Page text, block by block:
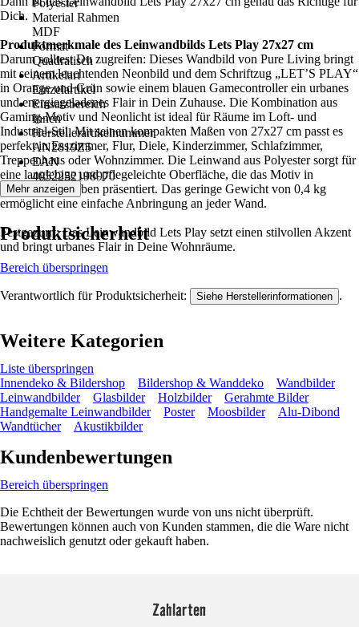
Polyester
Material Rahmen
MDF
Format
Quadratisch
Artikelart
Einzelartikel
Einsatzbereich
Innen
Herstellerartikelnummer
AN2819Z5
EAN
4052252198970
Dich.
Produktmerkmale des Leinwandbilds Lets Play 27x27 cm
Darum solltest Du zugreifen: Dieses Wandbild von Pure Living bringt
mit seinem leuchtenden Neonbild und dem Schriftzug „LET’S PLAY“
in Orange und Grün sowie einem blauen Gamecontroller ein urbanes
und energiegeladenes Flair in Dein Zuhause. Die Kombination aus
Gaming-Motiv und Neonlicht ist ideal für Räume im Loft- und
Industrial-Stil. Mit seinen kompakten Maßen von 27x27 cm passt es
perfekt in Esszimmer, Flur, Diele, Kinderzimmer, Schlafzimmer,
Treppenhaus oder Wohnzimmer. Die Leinwand aus Polyester sorgt für
eine langlebige und pflegeleichte Oberfläche, die das Motiv in
leuchtenden Farben präsentiert. Das geringe Gewicht von 0,4 kg
ermöglicht eine einfache Anbringung an jeder Wand.
Festgezurrt: Das Leinwandbild Lets Play setzt einen stilvollen Akzent
und bringt urbanes Flair in Deine Wohnräume.
Mehr anzeigen
Produktsicherheit
Bereich überspringen
Verantwortlich für Produktsicherheit: Siehe Herstellerinformationen .
Weitere Kategorien
Liste überspringen
Innendeko & Bildershop
Bildershop & Wanddeko
Wandbilder
Leinwandbilder
Glasbilder Holzbilder
Gerahmte Bilder
Handgemalte Leinwandbilder
Poster Moosbilder
Alu-Dibond
Wandtücher
Akustikbilder
Kundenbewertungen
Bereich überspringen
Die Echtheit der Bewertungen wurde von uns nicht überprüft.
Bewertungen können auch von Kunden stammen, die die Ware nicht
nachweislich genutzt oder gekauft haben.
Zahlarten